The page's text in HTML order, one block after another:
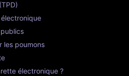
les poumons
électronique ?